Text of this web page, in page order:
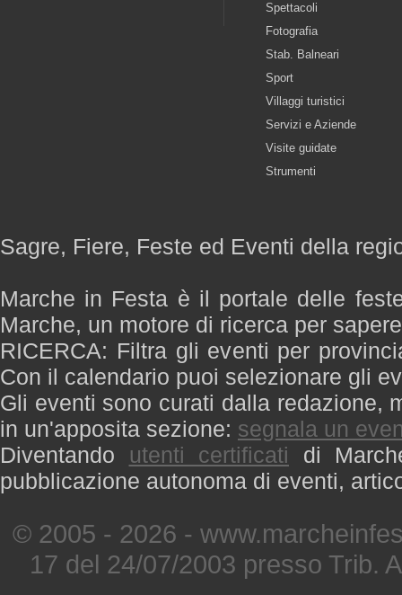
Spettacoli
Fotografia
Stab. Balneari
Sport
Villaggi turistici
Servizi e Aziende
Visite guidate
Strumenti
Sagre, Fiere, Feste ed Eventi della
Marche in Festa è il portale delle
Marche, un motore di ricerca per
RICERCA: Filtra gli eventi per
Con il calendario puoi selezionare gli
Gli eventi sono curati dalla redazione,
in un'apposita sezione: segnala un
Diventando utenti certificati di
pubblicazione autonoma di eventi,
© 2005 - 2026 -
17 del 24/07/2003 presso Trib.